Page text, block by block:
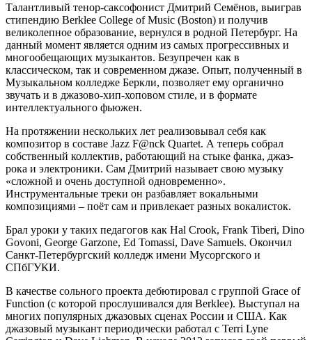
Талантливый тенор-саксофонист Дмитрий Семёнов, выиграв
стипендию Berklee College of Music (Boston) и получив
великолепное образование, вернулся в родной Петербург. На
данный момент является одним из самых прогрессивных и
многообещающих музыкантов. Безупречен как в
классическом, так и современном джазе. Опыт, полученный в
Музыкальном колледже Беркли, позволяет ему органично
звучать и в джазово-хип-хоповом стиле, и в формате
интеллектуального фьюжен.
На протяжении нескольких лет реализовывал себя как
композитор в составе Jazz F@nck Quartet. А теперь собрал
собственный коллектив, работающий на стыке фанка, джаз-
рока и электроники. Сам Дмитрий называет свою музыку
«сложной и очень доступной одновременно».
Инструментальные треки он разбавляет вокальными
композициями – поёт сам и привлекает разных вокалисток.
Брал уроки у таких педагогов как Hal Crook, Frank Tiberi, Dino
Govoni, George Garzone, Ed Tomassi, Dave Samuels. Окончил
Санкт-Петербургский колледж имени Мусоргского и
СПбГУКИ.
В качестве сольного проекта дебютировал с группой Grace of
Function (с которой прослушивался для Berklee). Выступал на
многих популярных джазовых сценах России и США. Как
джазовый музыкант периодически работал с Terri Lyne